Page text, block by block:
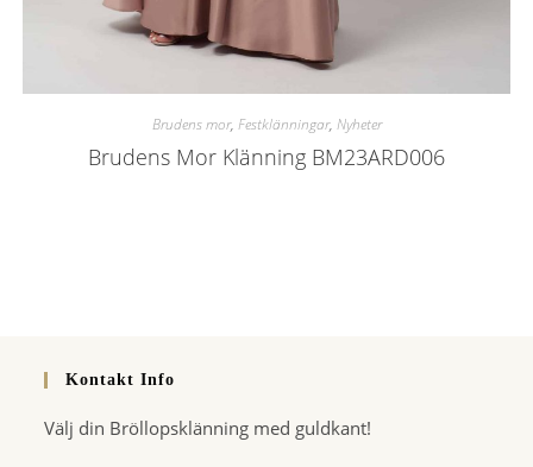
Brudens mor, Festklänningar, Nyheter
Brudens Mor Klänning BM23ARD006
Kontakt Info
Välj din Bröllopsklänning med guldkant!